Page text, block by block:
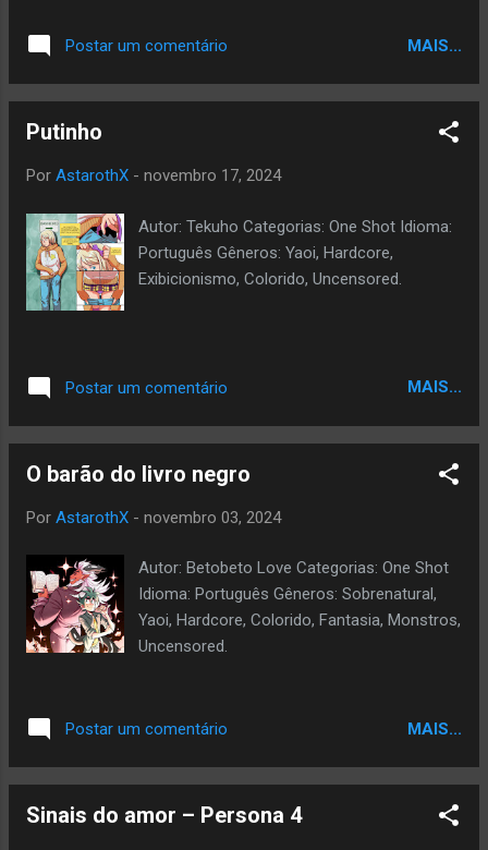
Postar um comentário MAIS...
Putinho
Por AstarothX - novembro 17, 2024
Autor: Tekuho Categorias: One Shot Idioma:
Português Gêneros: Yaoi, Hardcore,
Exibicionismo, Colorido, Uncensored.
Postar um comentário MAIS...
O barão do livro negro
Por AstarothX - novembro 03, 2024
Autor: Betobeto Love Categorias: One Shot
Idioma: Português Gêneros: Sobrenatural,
Yaoi, Hardcore, Colorido, Fantasia, Monstros,
Uncensored.
Postar um comentário MAIS...
Sinais do amor – Persona 4